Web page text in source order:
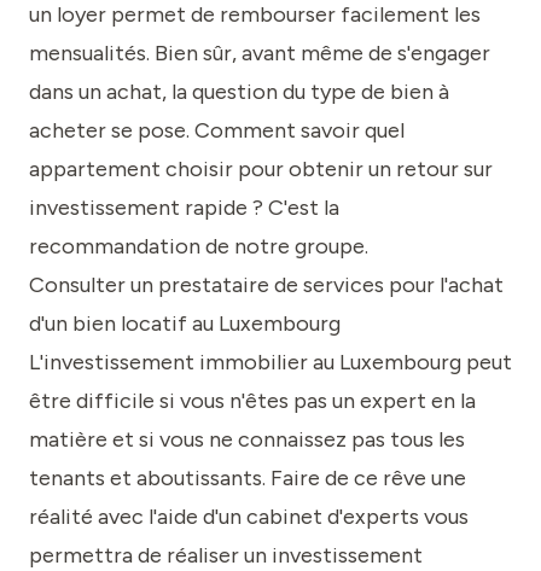
un loyer permet de rembourser facilement les
mensualités. Bien sûr, avant même de s'engager
dans un achat, la question du type de bien à
acheter se pose. Comment savoir quel
appartement choisir pour obtenir un retour sur
investissement rapide ? C'est la
recommandation de notre groupe.
Consulter un prestataire de services pour l'achat
d'un bien locatif au Luxembourg
L'investissement immobilier au Luxembourg peut
être difficile si vous n'êtes pas un expert en la
matière et si vous ne connaissez pas tous les
tenants et aboutissants. Faire de ce rêve une
réalité avec l'aide d'un cabinet d'experts vous
permettra de réaliser un investissement